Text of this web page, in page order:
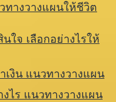
ทางวางแผนให้ชีวิต
ใจ เลือกอย่างไรให้
เงิน แนวทางวางแผน
ไร แนวทางวางแผน